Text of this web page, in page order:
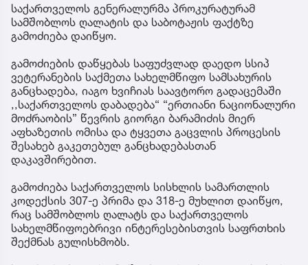
საქართველოს გენერალურმა პროკურატურამ
სამშობლოს ღალატის და საბოტაჟის ფაქტზე
გამოძიება დაიწყო.
გამოძიების დაწყებას საფუძვლად დაედო სსიპ
ვეტერანების საქმეთა სახელმწიფო სამსახურის
განცხადება, იაგო ხვიჩიას საავტორო გადაცემაში
,,საქართველოს დაბადება“ “ერთიანი ნაციონალური
მოძრაობის” წევრის გიორგი ბარამიძის მიერ
აფხაზეთის ომისა და ტყვეთა გაცვლის პროცესის
შესახებ გაკეთებულ განცხადებასთან
დაკავშირებით.
გამოძიება საქართველოს სისხლის სამართლის
კოდექსის 307-ე პრიმა და 318-ე მუხლით დაიწყო,
რაც სამშობლოს ღალატს და საქართველოს
სახელმწიფოებრივი ინტერესებისთვის საფრთხის
შექმნას გულისხმობს.